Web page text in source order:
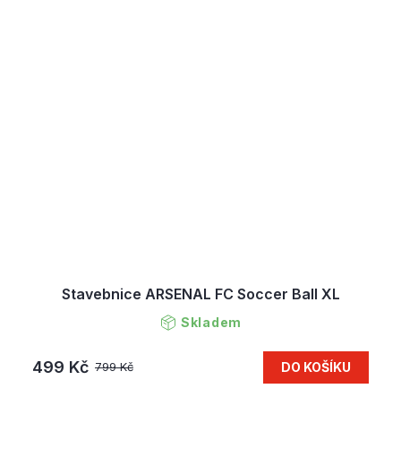
Stavebnice ARSENAL FC Soccer Ball XL
Skladem
799 Kč
499 Kč DO KOŠÍKU